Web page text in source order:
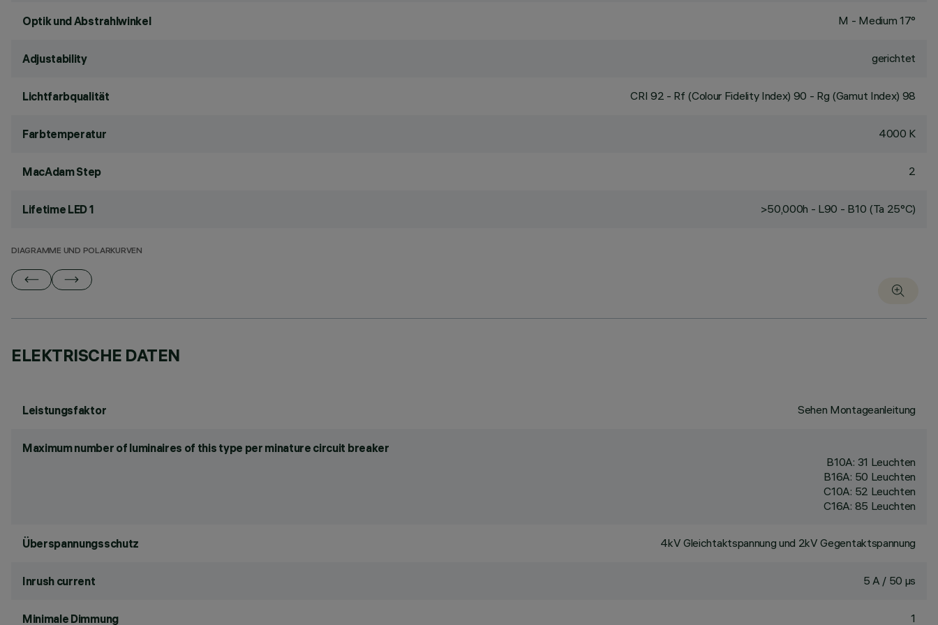
Optik und Abstrahlwinkel M - Medium 17°
Adjustability gerichtet
Lichtfarbqualität CRI 92 - Rf (Colour Fidelity Index) 90 - Rg (Gamut Index) 98
Farbtemperatur 4000 K
MacAdam Step 2
Lifetime LED 1 >50,000h - L90 - B10 (Ta 25°C)
DIAGRAMME UND POLARKURVEN
ELEKTRISCHE DATEN
Leistungsfaktor Sehen Montageanleitung
Maximum number of luminaires of this type per minature circuit breaker
B10A: 31 Leuchten
B16A: 50 Leuchten
C10A: 52 Leuchten
C16A: 85 Leuchten
Überspannungsschutz 4kV Gleichtaktspannung und 2kV Gegentaktspannung
Inrush current 5 A / 50 µs
Minimale Dimmung 1